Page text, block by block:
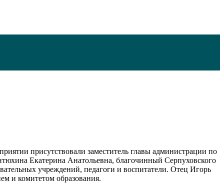
присутствовали заместитель главы администрации по
Екатерина Анатольевна, благочинный Серпуховского
учреждений, педагоги и воспитатели. Отец Игорь
и комитетом образования.